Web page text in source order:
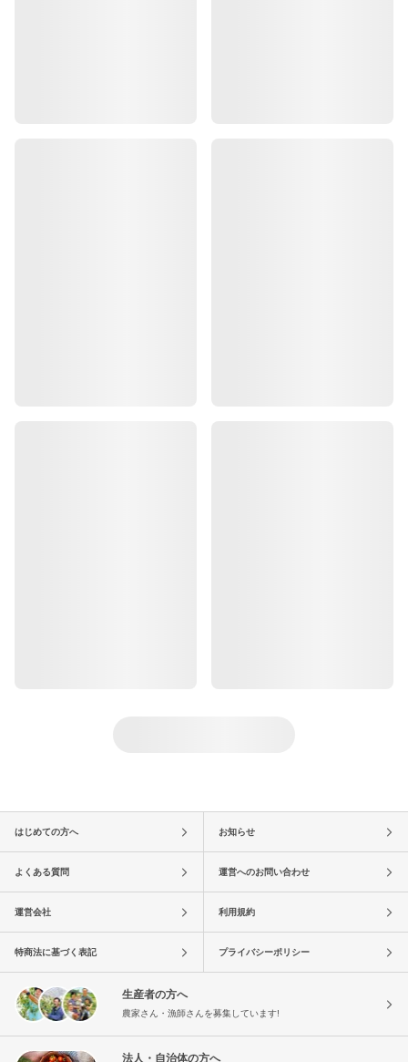
はじめての方へ お知らせ
よくある質問 運営へのお問い合わせ
運営会社 利用規約
特商法に基づく表記 プライバシーポリシー
生産者の方へ
農家さん・漁師さんを募集しています!
法人・自治体の方へ